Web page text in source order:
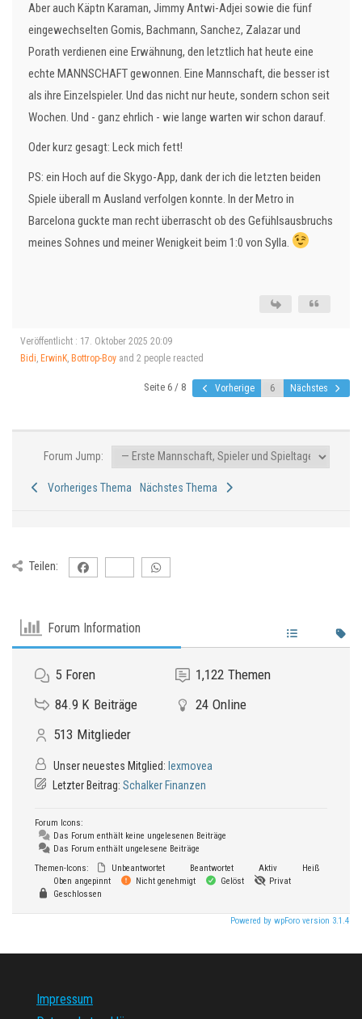
Aber auch Käptn Karaman, Jimmy Antwi-Adjei sowie die fünf
eingewechselten Gomis, Bachmann, Sanchez, Zalazar und
Porath verdienen eine Erwähnung, den letztlich hat heute eine
echte MANNSCHAFT gewonnen. Eine Mannschaft, die besser ist
als ihre Einzelspieler. Und das nicht nur heute, sondern schon seit
Wochen. Und - ganz ehrlich - wie lange warten wir schon darauf.
Oder kurz gesagt: Leck mich fett!
PS: ein Hoch auf die Skygo-App, dank der ich die letzten beiden
Spiele überall m Ausland verfolgen konnte. In der Metro in
Barcelona guckte man recht überrascht ob des Gefühlsausbruchs
meines Sohnes und meiner Wenigkeit beim 1:0 von Sylla.
Veröffentlicht : 17. Oktober 2025 20:09
Bidi, ErwinK, Bottrop-Boy and 2 people reacted
Seite 6 / 8 Vorherige Nächstes
Forum Jump:
Vorheriges Thema Nächstes Thema
Teilen:
Forum Information
5 Foren 1,122 Themen
84.9 K Beiträge 24 Online
513 Mitglieder
Unser neuestes Mitglied: lexmovea
Letzter Beitrag: Schalker Finanzen
Forum Icons:
Das Forum enthält keine ungelesenen Beiträge
Das Forum enthält ungelesene Beiträge
Themen-Icons:
Unbeantwortet Beantwortet Aktiv
Heiß
Oben angepinnt
Nicht genehmigt Gelöst
Privat
Geschlossen
Powered by wpForo version 3.1.4
Impressum